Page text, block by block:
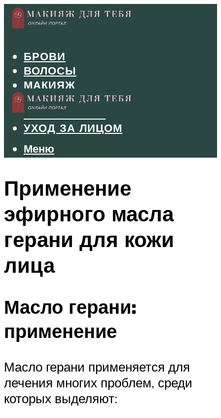
БРОВИ
ВОЛОСЫ
МАКИЯЖ
МАНИКЮР
ТУШЬ И ТЕНИ
УХОД ЗА ЛИЦОМ
Меню
Меню
Применение
эфирного масла
герани для кожи
лица
Масло герани:
применение
Масло герани применяется для
лечения многих проблем, среди
которых выделяют: